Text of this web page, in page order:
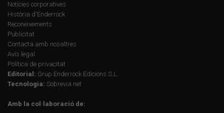
Notícies corporatives
Història d'Enderrock
Reconeixements
Publicitat
Contacta amb nosaltres
Avís legal
Política de privacitat
Editorial: Grup Enderrock Edicions S.L.
Tecnologia: Sobrevia.net
Amb la col·laboració de: